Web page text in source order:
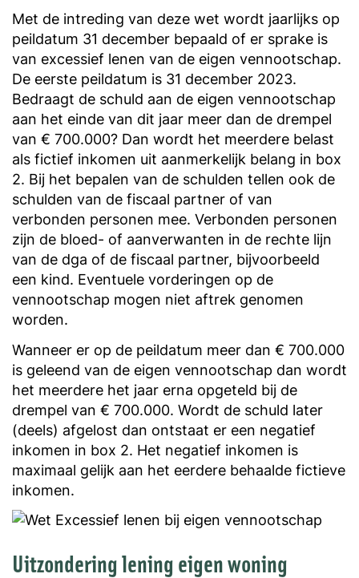
Met de intreding van deze wet wordt jaarlijks op
peildatum 31 december bepaald of er sprake is
van excessief lenen van de eigen vennootschap.
De eerste peildatum is 31 december 2023.
Bedraagt de schuld aan de eigen vennootschap
aan het einde van dit jaar meer dan de drempel
van € 700.000? Dan wordt het meerdere belast
als fictief inkomen uit aanmerkelijk belang in box
2. Bij het bepalen van de schulden tellen ook de
schulden van de fiscaal partner of van
verbonden personen mee. Verbonden personen
zijn de bloed- of aanverwanten in de rechte lijn
van de dga of de fiscaal partner, bijvoorbeeld
een kind. Eventuele vorderingen op de
vennootschap mogen niet aftrek genomen
worden.
Wanneer er op de peildatum meer dan € 700.000
is geleend van de eigen vennootschap dan wordt
het meerdere het jaar erna opgeteld bij de
drempel van € 700.000. Wordt de schuld later
(deels) afgelost dan ontstaat er een negatief
inkomen in box 2. Het negatief inkomen is
maximaal gelijk aan het eerdere behaalde fictieve
inkomen.
Uitzondering lening eigen woning